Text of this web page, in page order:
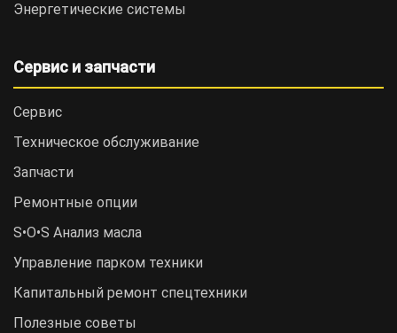
Энергетические системы
Сервис и запчасти
Сервис
Техническое обслуживание
Запчасти
Ремонтные опции
S•O•S Анализ масла
Управление парком техники
Капитальный ремонт спецтехники
Полезные советы